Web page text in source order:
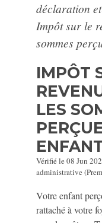
déclaration
Impôt sur le
sommes
IMPÔT
LES
Vérifié le 08 Jun
administrative
Votre enfant
rattaché à votre